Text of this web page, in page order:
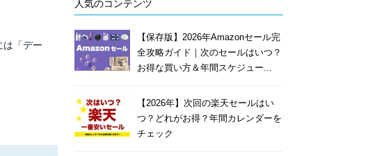
は「デー
人気のコンテンツ
【保存版】2026年Amazonセール完
全攻略ガイド｜次のセールはいつ？
お得な買い方＆年間スケジュー...
【2026年】次回の楽天セールはい
つ？どれがお得？年間カレンダーを
チェック